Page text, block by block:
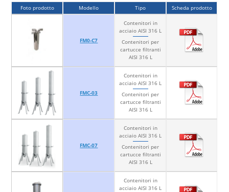
Foto prodotto Modello Tipo Scheda prodotto
FM0-C7
Contenitori in
acciaio AISI 316 L
Contenitori per
cartucce filtranti
AISI 316 L
FMC-03
Contenitori in
acciaio AISI 316 L
Contenitori per
cartucce filtranti
AISI 316 L
FMC-07
Contenitori in
acciaio AISI 316 L
Contenitori per
cartucce filtranti
AISI 316 L
Contenitori in
acciaio AISI 316 L